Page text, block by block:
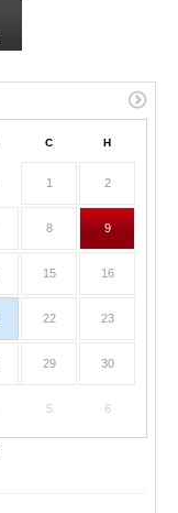
С Н
1 2
8 9
15 16
22 23
29 30
5 6